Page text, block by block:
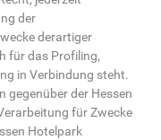
der
derartiger
für das Profiling,
in Verbindung steht.
gegenüber der Hessen
für Zwecke
Hotelpark